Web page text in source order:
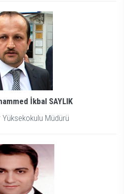
İkbal SAYLIK
Yüksekokulu Müdürü